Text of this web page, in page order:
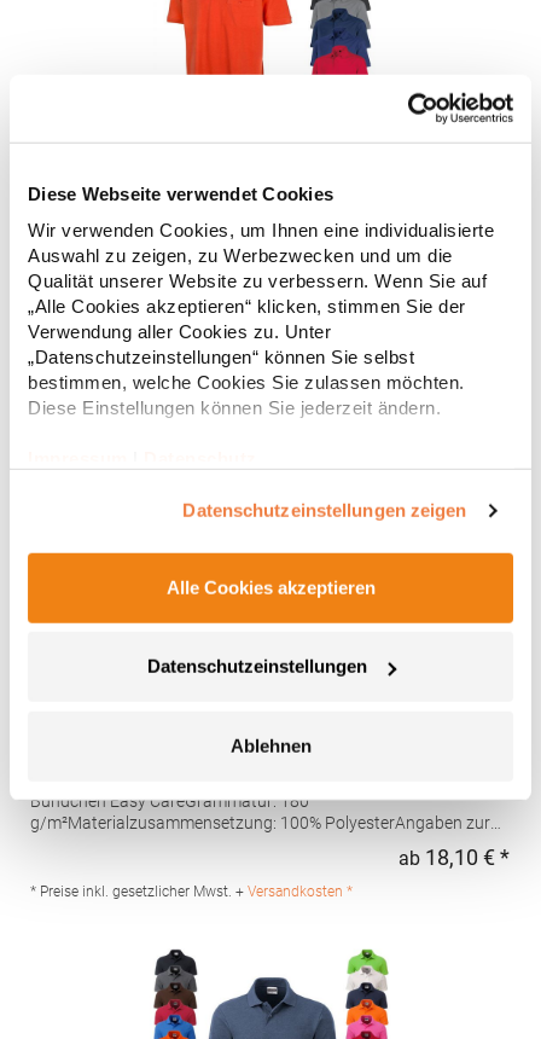
Diese Webseite verwendet Cookies
Wir verwenden Cookies, um Ihnen eine individualisierte
Auswahl zu zeigen, zu Werbezwecken und um die
Qualität unserer Website zu verbessern. Wenn Sie auf
„Alle Cookies akzeptieren“ klicken, stimmen Sie der
Verwendung aller Cookies zu. Unter
„Datenschutzeinstellungen“ können Sie selbst
bestimmen, welche Cookies Sie zulassen möchten.
Diese Einstellungen können Sie jederzeit ändern.
Datenschutzeinstellungen zeigen
Alle Cookies akzeptieren
Datenschutzeinstellungen
Ablehnen
Strapazierfähiges Polohemd aus Mischgewebe Overlock-Nähte
mit Polyfilm für Formstabilität Flachstrick-Kragen und
Ärmelbündchen in Rippstrick Doppelnähte an Schultern
Verstärkte Nähte an stark beanspruchten Stellen Neutrales
Etikett im Kragen für die einfache Veredelung/Personalisierung
Verstärkte Knopfleiste mit drei Knöpfen Aufgesetzte
Brusttasche mit Knopfverschluss Verstärkte Seitenschlitze
Ersatzknopf Stehkragen Angesetzte Ärmel Weiches Piquet-
Gewebe mit COOL-DRY feuchtigkeitsabsorbierenden
auf der linken BrustseiteGrammatur: 200
BaumwolleAngaben zur Produktsicherheit: Herst.-Nr.:
* Preise inkl. gesetzlicher Mwst. +
Bündchen Easy CareGrammatur: 180
g/m²Materialzusammensetzung: 100% PolyesterAngaben zur
Kingsfordweg 151 1043GR Amsterdam Niederlande E-Mail:
marketing@henbury.com
ab 18,10 € *
* Preise inkl. gesetzlicher Mwst. + Versandkosten *